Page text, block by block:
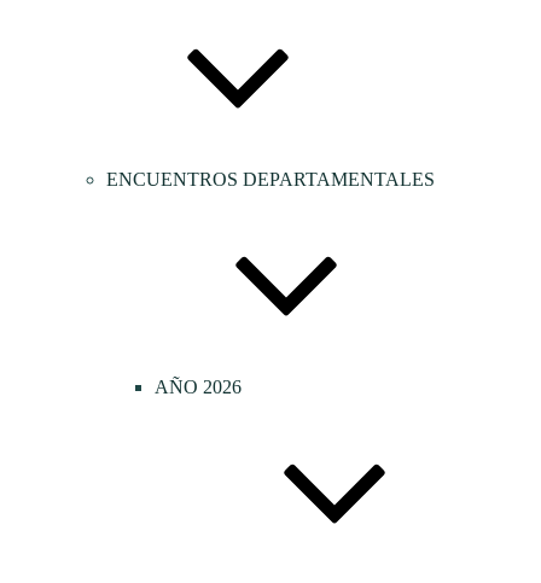
ENCUENTROS DEPARTAMENTALES
AÑO 2026